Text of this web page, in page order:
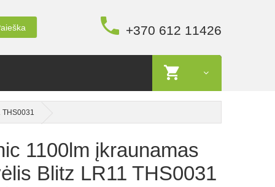
+370 612 11426
THS0031
1100lm įkraunamas
Blitz LR11 THS0031